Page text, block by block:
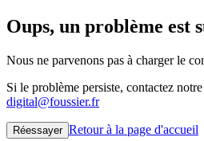
Oups, un problème est
Nous ne parvenons pas à charger le
Si le problème persiste, contactez
digital@foussier.fr
Réessayer Retour à la page d'accueil